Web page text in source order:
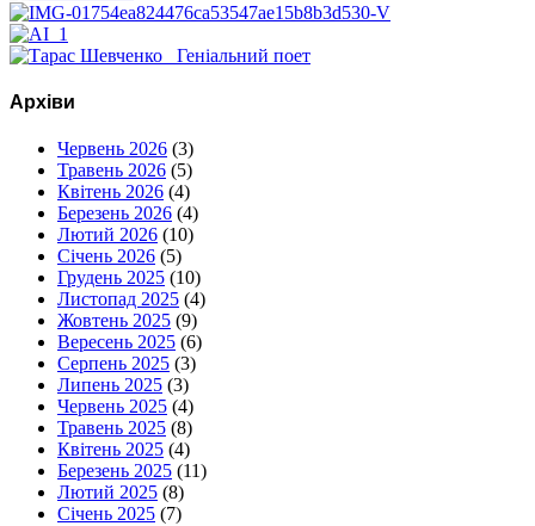
Архіви
Червень 2026 (3)
Травень 2026 (5)
Квітень 2026 (4)
Березень 2026 (4)
Лютий 2026 (10)
Січень 2026 (5)
Грудень 2025 (10)
Листопад 2025 (4)
Жовтень 2025 (9)
Вересень 2025 (6)
Серпень 2025 (3)
Липень 2025 (3)
Червень 2025 (4)
Травень 2025 (8)
Квітень 2025 (4)
Березень 2025 (11)
Лютий 2025 (8)
Січень 2025 (7)